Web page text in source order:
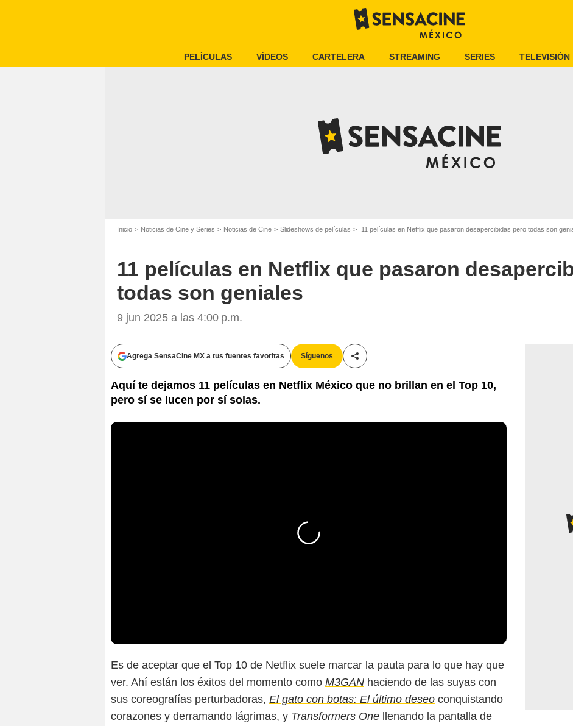
PELÍCULAS VÍDEOS CARTELERA STREAMING SERIES TELEVISIÓN
Inicio Noticias de Cine y Series Noticias de Cine Slideshows de películas 11 películas en Netflix que pasaron desapercibidas pero todas son
11 películas en Netflix que pasaron
todas son geniales
9 jun 2025 a las 4:00 p.m.
Agrega SensaCine MX a tus fuentes favoritas Síguenos
Compartir esta noticia
Aquí te dejamos 11 películas en Netflix México que no brillan en el Top 10,
pero sí se lucen por sí solas.
Es de aceptar que el Top 10 de Netflix suele marcar la pauta para lo que hay que
ver. Ahí están los éxitos del momento como M3GAN haciendo de las suyas con
sus coreografías perturbadoras, El gato con botas: El último deseo conquistando
corazones y derramando lágrimas, y Transformers One llenando la pantalla de